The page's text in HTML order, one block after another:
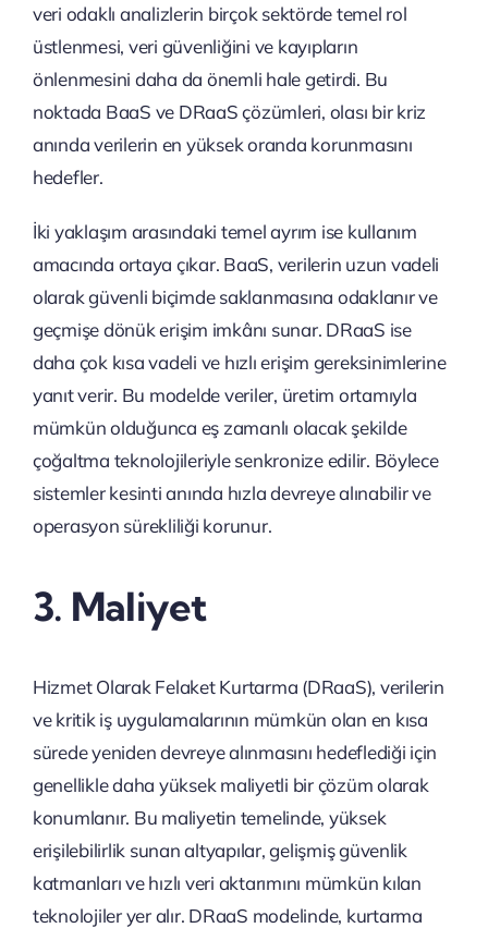
veri odaklı analizlerin birçok sektörde temel rol
üstlenmesi, veri güvenliğini ve kayıpların
önlenmesini daha da önemli hale getirdi. Bu
noktada BaaS ve DRaaS çözümleri, olası bir kriz
anında verilerin en yüksek oranda korunmasını
hedefler.
İki yaklaşım arasındaki temel ayrım ise kullanım
amacında ortaya çıkar. BaaS, verilerin uzun vadeli
olarak güvenli biçimde saklanmasına odaklanır ve
geçmişe dönük erişim imkânı sunar. DRaaS ise
daha çok kısa vadeli ve hızlı erişim gereksinimlerine
yanıt verir. Bu modelde veriler, üretim ortamıyla
mümkün olduğunca eş zamanlı olacak şekilde
çoğaltma teknolojileriyle senkronize edilir. Böylece
sistemler kesinti anında hızla devreye alınabilir ve
operasyon sürekliliği korunur.
3. Maliyet
Hizmet Olarak Felaket Kurtarma (DRaaS), verilerin
ve kritik iş uygulamalarının mümkün olan en kısa
sürede yeniden devreye alınmasını hedeflediği için
genellikle daha yüksek maliyetli bir çözüm olarak
konumlanır. Bu maliyetin temelinde, yüksek
erişilebilirlik sunan altyapılar, gelişmiş güvenlik
katmanları ve hızlı veri aktarımını mümkün kılan
teknolojiler yer alır. DRaaS modelinde, kurtarma